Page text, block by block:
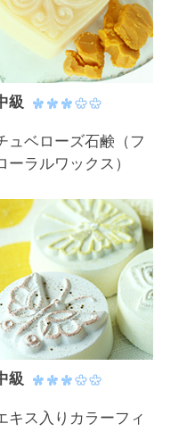
級
ュベローズ石鹸（フ
ーラルワックス）
級
キス入りカラーフィ